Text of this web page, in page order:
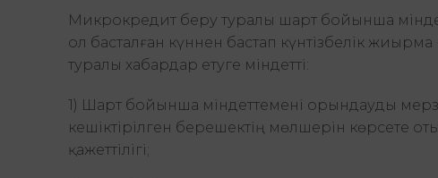
Микрокредит беру туралы шарт бойынша
ол басталған күннен бастап күнтізбелік
туралы хабардар етуге міндетті:
1) Шарт бойынша міндеттемені орындауды
кешіктірілген берешектің мөлшерін көрсете
қажеттілігі;